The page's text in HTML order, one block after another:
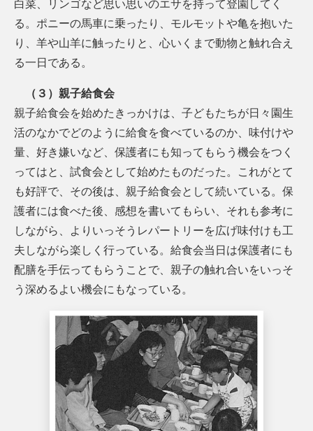
白菜、リンゴなど思い思いのエサを持って登園してく
る。ポニーの馬車に乗ったり、モルモットや亀を抱いた
り、羊や山羊に触ったりと、心いくまで動物と触れ合え
る一日である。
（３）親子給食会
親子給食会を始めたきっかけは、子どもたちが日々園生
活のなかでどのように給食を食べているのか、味付けや
量、好き嫌いなど、保護者にも知ってもらう機会をつく
ってはと、試食会として始めたものだった。これがとて
も好評で、その後は、親子給食会として続いている。保
護者には食べた後、感想を書いてもらい、それも参考に
しながら、よりいっそうレパートリーを広げ味付けも工
夫しながら楽しく行っている。給食会当日は保護者にも
配膳を手伝ってもらうことで、親子の触れ合いをいっそ
う深めるよい機会にもなっている。